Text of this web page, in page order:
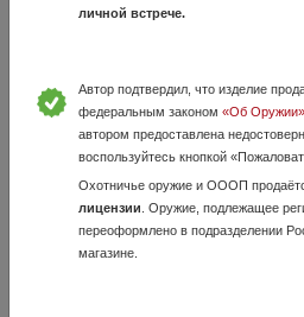
Тепловизионный прицел
Здравствуйте! Продам в идеальном
прицел Sytong AM06-35 LRF. Новый.
личной встрече.
Автор подтвердил, что изделие
федеральным законом «Об Оружии»
автором предоставлена
воспользуйтесь кнопкой
Охотничье оружие и ОООП
лицензии . Оружие, подлежащее
переоформлено в подразделении
магазине.